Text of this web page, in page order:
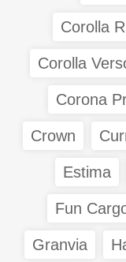
Corolla
Corolla
Corona
Crown
Estima
Fun
Granvia